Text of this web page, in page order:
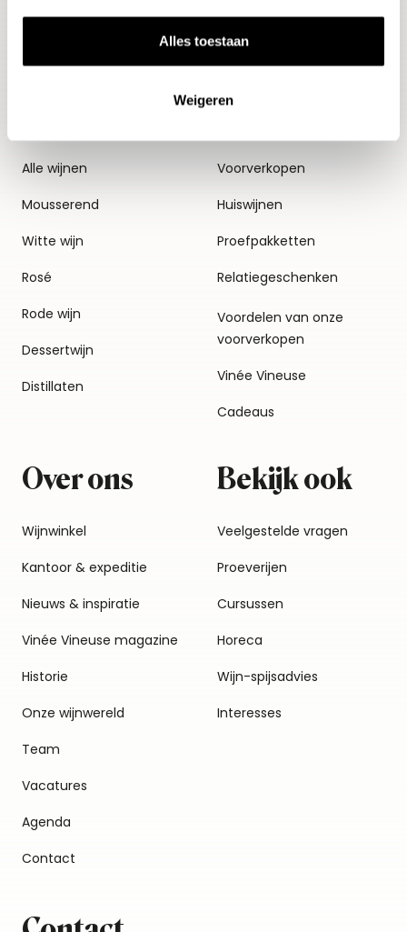
Alles toestaan
Weigeren
Alle wijnen
Mousserend
Witte wijn
Rosé
Rode wijn
Dessertwijn
Distillaten
Thema's
Voorverkopen
Huiswijnen
Proefpakketten
Relatiegeschenken
Voordelen van onze
voorverkopen
Vinée Vineuse
Cadeaus
Over ons
Wijnwinkel
Kantoor & expeditie
Nieuws & inspiratie
Vinée Vineuse magazine
Historie
Onze wijnwereld
Team
Vacatures
Agenda
Contact
Bekijk ook
Veelgestelde vragen
Proeverijen
Cursussen
Horeca
Wijn-spijsadvies
Interesses